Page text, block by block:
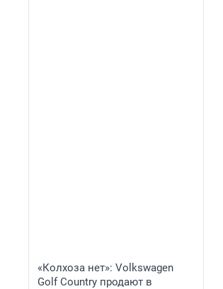
«Колхоза нет»: Volkswagen
Golf Сountry продают в